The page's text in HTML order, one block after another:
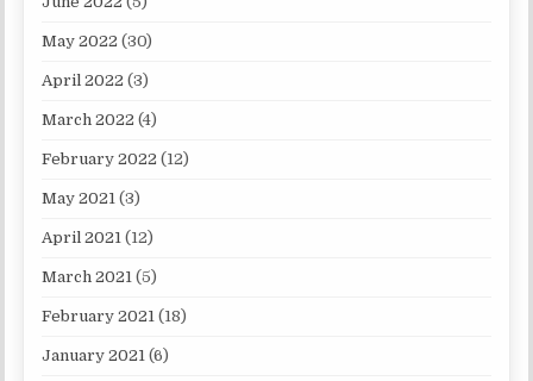
May 2022 (30)
April 2022 (3)
March 2022 (4)
February 2022 (12)
May 2021 (3)
April 2021 (12)
March 2021 (5)
February 2021 (18)
January 2021 (6)